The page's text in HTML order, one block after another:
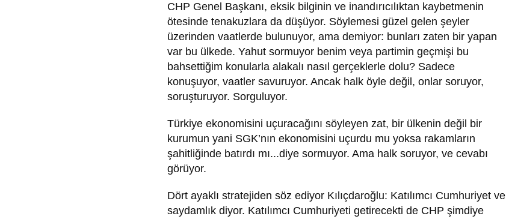
CHP Genel Başkanı, eksik bilginin ve inandırıcılıktan kaybetmenin
ötesinde tenakuzlara da düşüyor. Söylemesi güzel gelen şeyler
üzerinden vaatlerde bulunuyor, ama demiyor: bunları zaten bir yapan
var bu ülkede. Yahut sormuyor benim veya partimin geçmişi bu
bahsettiğim konularla alakalı nasıl gerçeklerle dolu? Sadece
konuşuyor, vaatler savuruyor. Ancak halk öyle değil, onlar soruyor,
soruşturuyor. Sorguluyor.
Türkiye ekonomisini uçuracağını söyleyen zat, bir ülkenin değil bir
kurumun yani SGK’nın ekonomisini uçurdu mu yoksa rakamların
şahitliğinde batırdı mı...diye sormuyor. Ama halk soruyor, ve cevabı
görüyor.
Dört ayaklı stratejiden söz ediyor Kılıçdaroğlu: Katılımcı Cumhuriyet ve
saydamlık diyor. Katılımcı Cumhuriyeti getirecekti de CHP şimdiye